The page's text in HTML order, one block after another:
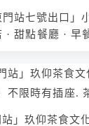
門站七號出口」
· 甜點餐廳 · 早
站」玖仰茶食文